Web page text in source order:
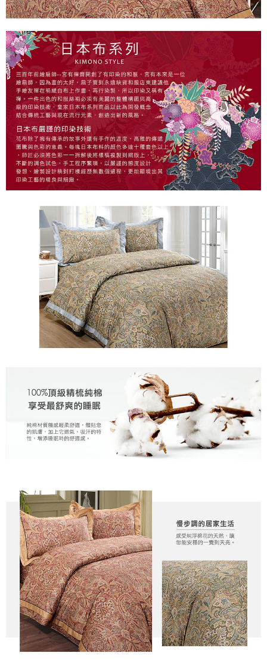
任。
４．使用「AFTEE先享後付」時，將依據個別帳號之用戶狀況，依本公司即
請求用戶進行身份認證。
５．嚴禁一人註冊多個帳號或使用他人資訊註冊。若發現惡意使用之情形，
恩沛科技股份有限公司將有權停止該用戶之使用額度並採取法律行動。